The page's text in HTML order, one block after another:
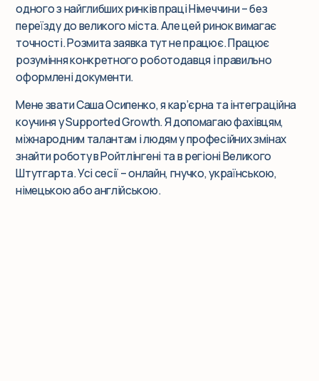
одного з найглибших ринків праці Німеччини – без
переїзду до великого міста. Але цей ринок вимагає
точності. Розмита заявка тут не працює. Працює
розуміння конкретного роботодавця і правильно
оформлені документи.
Мене звати Саша Осипенко, я кар’єрна та інтеграційна
коучиня у Supported Growth. Я допомагаю фахівцям,
міжнародним талантам і людям у професійних змінах
знайти роботу в Ройтлінгені та в регіоні Великого
Штутгарта. Усі сесії – онлайн, гнучко, українською,
німецькою або англійською.